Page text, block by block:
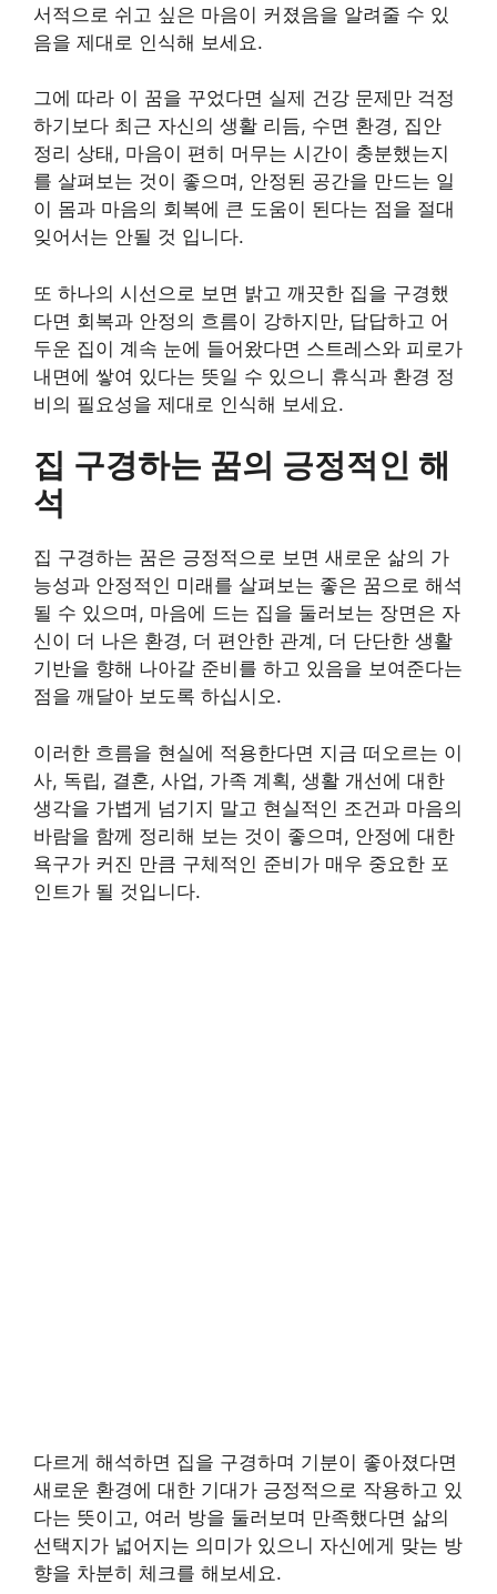
서적으로 쉬고 싶은 마음이 커졌음을 알려줄 수 있
음을 제대로 인식해 보세요.
그에 따라 이 꿈을 꾸었다면 실제 건강 문제만 걱정
하기보다 최근 자신의 생활 리듬, 수면 환경, 집안
정리 상태, 마음이 편히 머무는 시간이 충분했는지
를 살펴보는 것이 좋으며, 안정된 공간을 만드는 일
이 몸과 마음의 회복에 큰 도움이 된다는 점을 절대
잊어서는 안될 것 입니다.
또 하나의 시선으로 보면 밝고 깨끗한 집을 구경했
다면 회복과 안정의 흐름이 강하지만, 답답하고 어
두운 집이 계속 눈에 들어왔다면 스트레스와 피로가
내면에 쌓여 있다는 뜻일 수 있으니 휴식과 환경 정
비의 필요성을 제대로 인식해 보세요.
집 구경하는 꿈의 긍정적인 해
석
집 구경하는 꿈은 긍정적으로 보면 새로운 삶의 가
능성과 안정적인 미래를 살펴보는 좋은 꿈으로 해석
될 수 있으며, 마음에 드는 집을 둘러보는 장면은 자
신이 더 나은 환경, 더 편안한 관계, 더 단단한 생활
기반을 향해 나아갈 준비를 하고 있음을 보여준다는
점을 깨달아 보도록 하십시오.
이러한 흐름을 현실에 적용한다면 지금 떠오르는 이
사, 독립, 결혼, 사업, 가족 계획, 생활 개선에 대한
생각을 가볍게 넘기지 말고 현실적인 조건과 마음의
바람을 함께 정리해 보는 것이 좋으며, 안정에 대한
욕구가 커진 만큼 구체적인 준비가 매우 중요한 포
인트가 될 것입니다.
다르게 해석하면 집을 구경하며 기분이 좋아졌다면
새로운 환경에 대한 기대가 긍정적으로 작용하고 있
다는 뜻이고, 여러 방을 둘러보며 만족했다면 삶의
선택지가 넓어지는 의미가 있으니 자신에게 맞는 방
향을 차분히 체크를 해보세요.